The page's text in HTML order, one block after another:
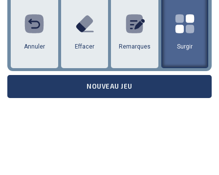
annuler Effacer Remarques Surgir
NOUVEAU JEU